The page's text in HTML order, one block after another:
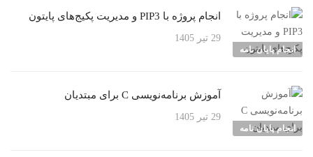
انجام پایان نامه
انجام پروژه با PIP3 و مدیریت پکیج‌های پایتون
29 تیر 1405
انجام پایان نامه
آموزش برنامه‌نویسی C برای مبتدیان
29 تیر 1405